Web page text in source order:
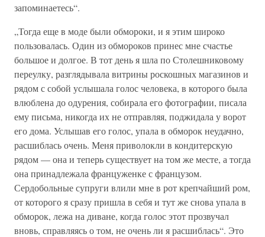
запоминаетесь“.
„Тогда еще в моде были обмороки, и я этим широко
пользовалась. Один из обмороков принес мне счастье
большое и долгое. В тот день я шла по Столешниковому
переулку, разглядывала витрины роскошных магазинов и
рядом с собой услышала голос человека, в которого была
влюблена до одурения, собирала его фотографии, писала
ему письма, никогда их не отправляя, поджидала у ворот
его дома. Услышав его голос, упала в обморок неудачно,
расшиблась очень. Меня приволокли в кондитерскую
рядом — она и теперь существует на том же месте, а тогда
она принадлежала француженке с французом.
Сердобольные супруги влили мне в рот крепчайший ром,
от которого я сразу пришла в себя и тут же снова упала в
обморок, лежа на диване, когда голос этот прозвучал
вновь, справляясь о том, не очень ли я расшиблась“. Это